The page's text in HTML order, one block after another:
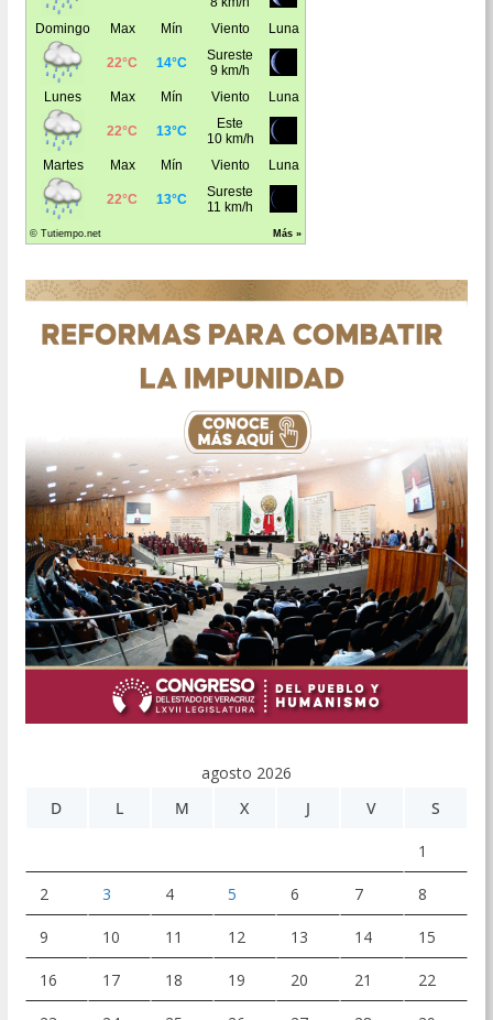
agosto 2026
D
L M X J V S
1
2 3 4 5 6 7 8
9 10 11 12 13 14 15
16 17 18 19 20 21 22